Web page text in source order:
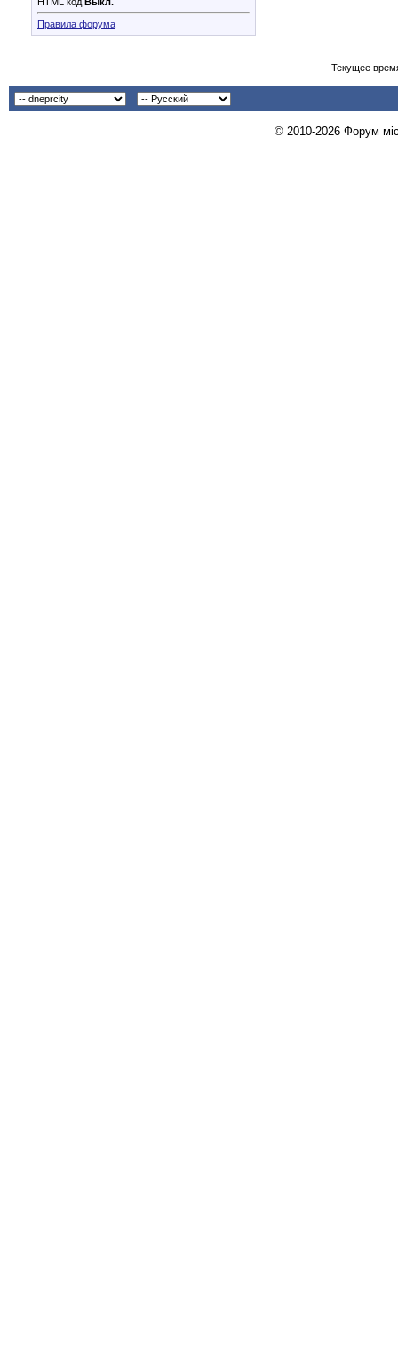
Правила форума
Текущее
© 2010-2026 Форум